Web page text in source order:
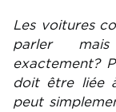
Les voitures
parler mais
exactement?
doit être liée
peut